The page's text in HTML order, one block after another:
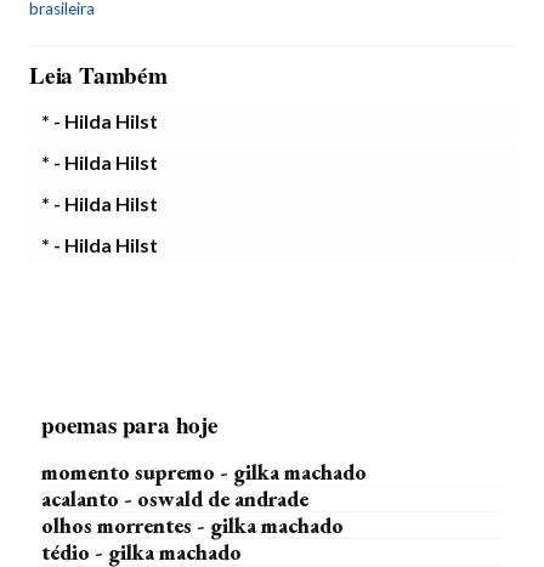
brasileira
Leia Também
* - Hilda Hilst
* - Hilda Hilst
* - Hilda Hilst
* - Hilda Hilst
poemas para hoje
momento supremo - gilka machado
acalanto - oswald de andrade
olhos morrentes - gilka machado
tédio - gilka machado